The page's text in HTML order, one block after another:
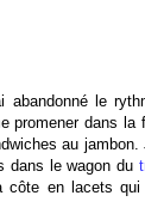
abandonné le
promener dans la
au
dans le wagon du
côte en lacets qui